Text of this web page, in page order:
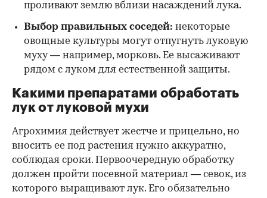
проливают землю вблизи насаждений лука.
Выбор правильных соседей: некоторые
овощные культуры могут отпугнуть луковую
муху — например, морковь. Ее высаживают
рядом с луком для естественной защиты.
Какими препаратами обработать
лук от луковой мухи
Агрохимия действует жестче и прицельно, но
вносить ее под растения нужно аккуратно,
соблюдая сроки. Первоочередную обработку
должен пройти посевной материал — севок, из
которого выращивают лук. Его обязательно